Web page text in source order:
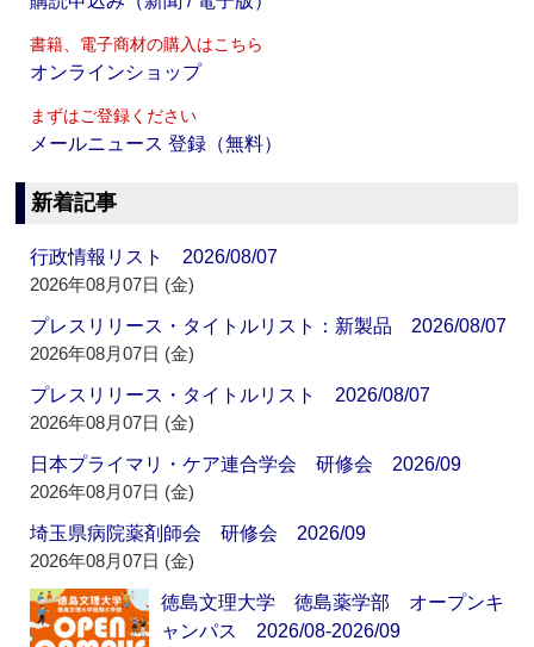
書籍、電子商材の購入はこちら
オンラインショップ
まずはご登録ください
メールニュース 登録（無料）
新着記事
行政情報リスト 2026/08/07
2026年08月07日 (金)
プレスリリース・タイトルリスト：新製品 2026/08/07
2026年08月07日 (金)
プレスリリース・タイトルリスト 2026/08/07
2026年08月07日 (金)
日本プライマリ・ケア連合学会 研修会 2026/09
2026年08月07日 (金)
埼玉県病院薬剤師会 研修会 2026/09
2026年08月07日 (金)
徳島文理大学 徳島薬学部 オープンキ
ャンパス 2026/08-2026/09